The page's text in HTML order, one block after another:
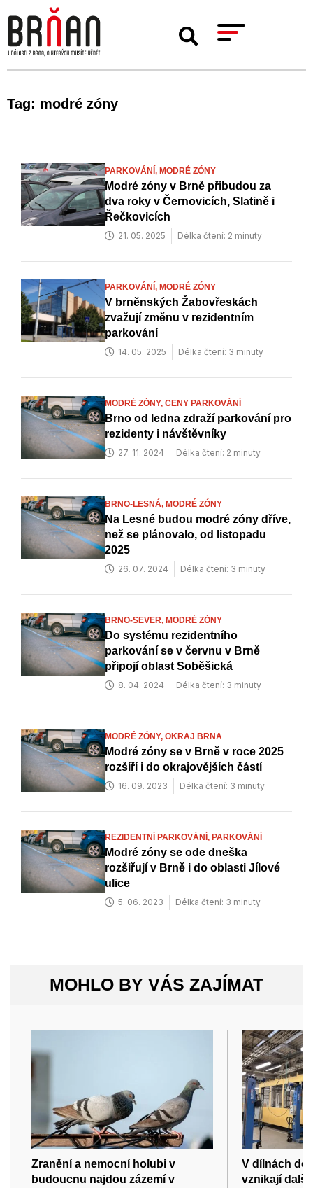
Tag: modré zóny
PARKOVÁNÍ, MODRÉ ZÓNY
Modré zóny v Brně přibudou za
dva roky v Černovicích, Slatině i
Řečkovicích
21. 05. 2025 Délka čtení: 2 minuty
PARKOVÁNÍ, MODRÉ ZÓNY
V brněnských Žabovřeskách
zvažují změnu v rezidentním
parkování
14. 05. 2025 Délka čtení: 3 minuty
MODRÉ ZÓNY, CENY PARKOVÁNÍ
Brno od ledna zdraží parkování pro
rezidenty i návštěvníky
27. 11. 2024 Délka čtení: 2 minuty
BRNO-LESNÁ, MODRÉ ZÓNY
Na Lesné budou modré zóny dříve,
než se plánovalo, od listopadu
2025
26. 07. 2024 Délka čtení: 3 minuty
BRNO-SEVER, MODRÉ ZÓNY
Do systému rezidentního
parkování se v červnu v Brně
připojí oblast Soběšická
8. 04. 2024 Délka čtení: 3 minuty
MODRÉ ZÓNY, OKRAJ BRNA
Modré zóny se v Brně v roce 2025
rozšíří i do okrajovějších částí
16. 09. 2023 Délka čtení: 3 minuty
REZIDENTNÍ PARKOVÁNÍ, PARKOVÁNÍ
Modré zóny se ode dneška
rozšiřují v Brně i do oblasti Jílové
ulice
5. 06. 2023 Délka čtení: 3 minuty
MOHLO BY VÁS ZAJÍMAT
Zranění a nemocní holubi v
budoucnu najdou zázemí v
V dílnách
vznikají další